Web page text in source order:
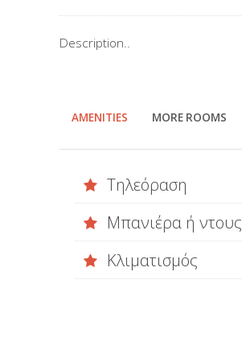
Description..
AMENITIES MORE ROOMS
Τηλεόραση
Μπανιέρα ή ντους
Κλιματισμός